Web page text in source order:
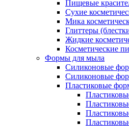
Пищевые
Сухие
Мика
Глиттеры
Жидкие
Косметические
Формы для мыла
Силиконовые
Силиконовые
Пластиковые